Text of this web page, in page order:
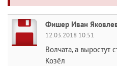
Фишер Иван
12.03.2018 10:51
Волчата, а выростут
Козёл